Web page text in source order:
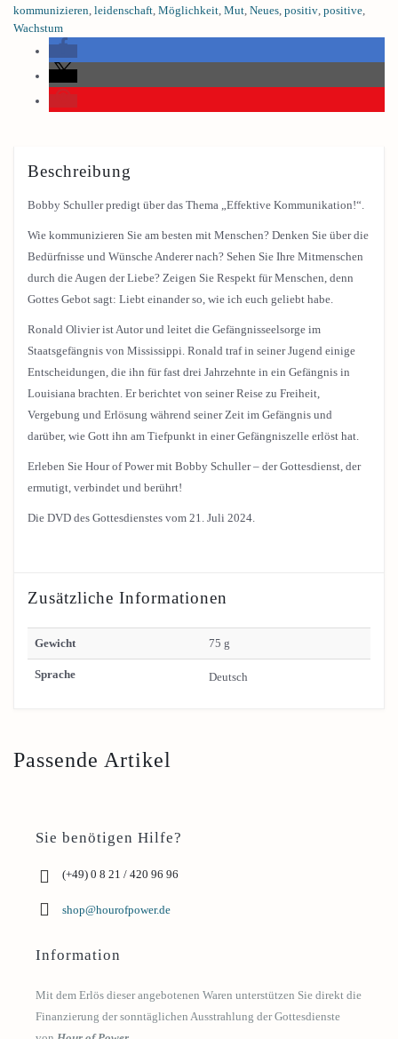
kommunizieren leidenschaft Möglichkeit Mut Neues positiv positive
Wachstum
Beschreibung
Bobby Schuller predigt über das Thema „Effektive Kommunikation!“.
Wie kommunizieren Sie am besten mit Menschen? Denken Sie über die
Bedürfnisse und Wünsche Anderer nach? Sehen Sie Ihre Mitmenschen
durch die Augen der Liebe? Zeigen Sie Respekt für Menschen, denn
Gottes Gebot sagt: Liebt einander so, wie ich euch geliebt habe.
Ronald Olivier ist Autor und leitet die Gefängnisseelsorge im
Staatsgefängnis von Mississippi. Ronald traf in seiner Jugend einige
Entscheidungen, die ihn für fast drei Jahrzehnte in ein Gefängnis in
Louisiana brachten. Er berichtet von seiner Reise zu Freiheit,
Vergebung und Erlösung während seiner Zeit im Gefängnis und
darüber, wie Gott ihn am Tiefpunkt in einer Gefängniszelle erlöst hat.
Erleben Sie Hour of Power mit Bobby Schuller – der Gottesdienst, der
ermutigt, verbindet und berührt!
Die DVD des Gottesdienstes vom 21. Juli 2024.
Zusätzliche Informationen
Gewicht 75 g
Sprache Deutsch
Passende Artikel
Sie benötigen Hilfe?
(+49) 0 8 21 / 420 96 96
shop@hourofpower.de
Information
Mit dem Erlös dieser angebotenen Waren unterstützen Sie direkt die
Finanzierung der sonntäglichen Ausstrahlung der Gottesdienste